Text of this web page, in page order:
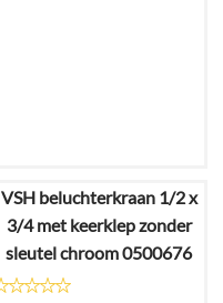
€10,58
€7,62
VSH beluchterkraan 1/2 x
3/4 met keerklep zonder
sleutel chroom 0500676